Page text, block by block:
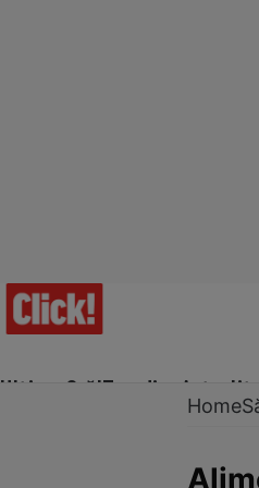
Ultima Oră!Trending
Home